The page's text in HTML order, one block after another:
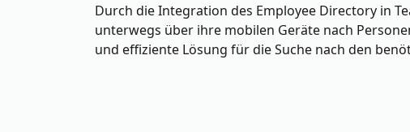
Durch die Integration des Employee Directory in
unterwegs über ihre mobilen Geräte nach
und effiziente Lösung für die Suche nach den